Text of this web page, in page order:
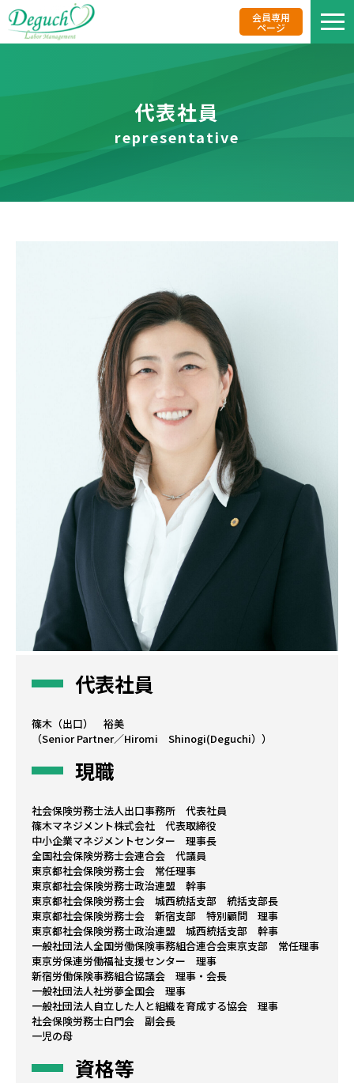
会員専用
ページ
解決
提携
リン
代表社員
representative
代表社員
篠木（出口） 裕美
（Senior Partner／Hiromi Shinogi(Deguchi））
現職
社会保険労務士法人出口事務所 代表社員
篠木マネジメント株式会社 代表取締役
中小企業マネジメントセンター 理事長
全国社会保険労務士会連合会 代議員
東京都社会保険労務士会 常任理事
東京都社会保険労務士政治連盟 幹事
東京都社会保険労務士会 城西統括支部 統括支部長
東京都社会保険労務士会 新宿支部 特別顧問 理事
東京都社会保険労務士政治連盟 城西統括支部 幹事
一般社団法人全国労働保険事務組合連合会東京支部 常任理事
東京労保連労働福祉支援センター 理事
新宿労働保険事務組合協議会 理事・会長
一般社団法人社労夢全国会 理事
一般社団法人自立した人と組織を育成する協会 理事
社会保険労務士白門会 副会長
一児の母
資格等